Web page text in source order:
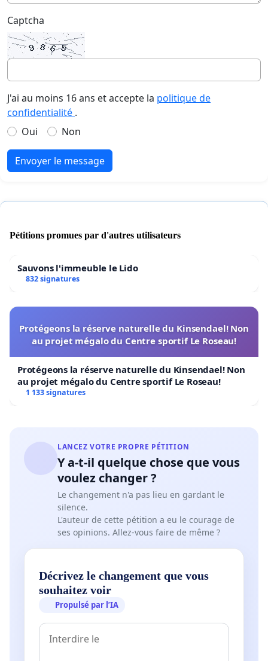
Captcha
J'ai au moins 16 ans et accepte la politique de
confidentialité .
Oui
Non
Envoyer le message
Pétitions promues par d'autres utilisateurs
Sauvons l'immeuble le Lido
832 signatures
Protégeons la réserve naturelle du Kinsendael! Non
au projet mégalo du Centre sportif Le Roseau!
Protégeons la réserve naturelle du Kinsendael! Non
au projet mégalo du Centre sportif Le Roseau!
1 133 signatures
LANCEZ VOTRE PROPRE PÉTITION
Y a-t-il quelque chose que vous
voulez changer ?
Le changement n'a pas lieu en gardant le
silence.
L'auteur de cette pétition a eu le courage de
ses opinions. Allez-vous faire de même ?
Décrivez le changement que vous
souhaitez voir
Propulsé par l’IA